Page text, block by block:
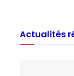
Actualités